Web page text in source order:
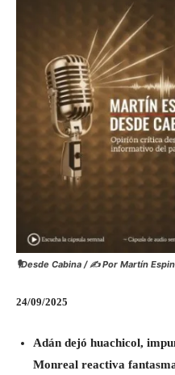
🎙️Desde Cabina / ✍️ Por Martín
24/09/2025
Adán dejó huachicol,
Monreal reactiva